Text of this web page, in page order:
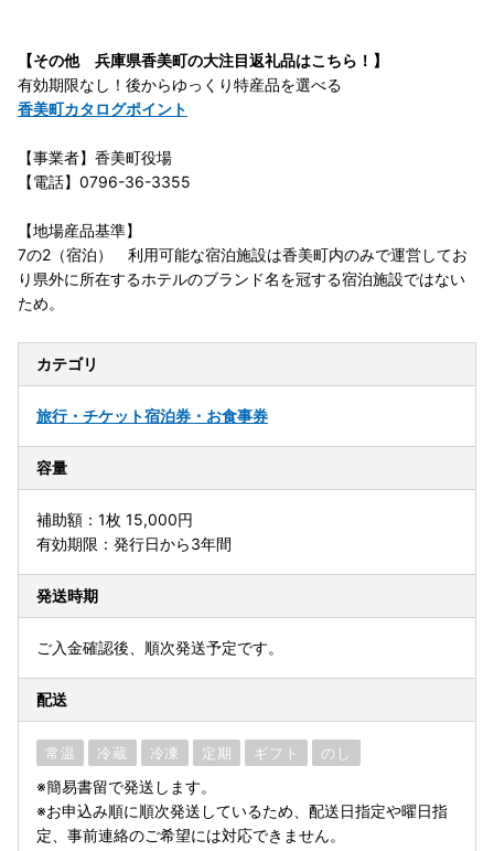
【その他 兵庫県香美町の大注目返礼品はこちら！】
有効期限なし！後からゆっくり特産品を選べる
香美町カタログポイント
【事業者】香美町役場
【電話】0796-36-3355
【地場産品基準】
7の2（宿泊） 利用可能な宿泊施設は香美町内のみで運営してお
り県外に所在するホテルのブランド名を冠する宿泊施設ではない
ため。
カテゴリ
旅行・チケット宿泊券・お食事券
容量
補助額：1枚 15,000円
有効期限：発行日から3年間
発送時期
ご入金確認後、順次発送予定です。
配送
常温 冷蔵 冷凍 定期 ギフト のし
※簡易書留で発送します。
※お申込み順に順次発送しているため、配送日指定や曜日指
定、事前連絡のご希望には対応できません。